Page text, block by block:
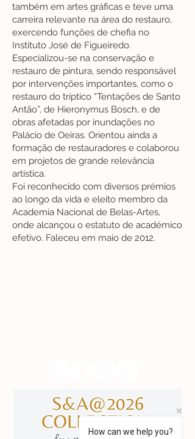
também em artes gráficas e teve uma
carreira relevante na área do restauro,
exercendo funções de chefia no
Instituto José de Figueiredo.
Especializou-se na conservação e
restauro de pintura, sendo responsável
por intervenções importantes, como o
restauro do tríptico “Tentações de Santo
Antão”, de Hieronymus Bosch, e de
obras afetadas por inundações no
Palácio de Oeiras. Orientou ainda a
formação de restauradores e colaborou
em projetos de grande relevância
artística.
Foi reconhecido com diversos prémios
ao longo da vida e eleito membro da
Academia Nacional de Belas-Artes,
onde alcançou o estatuto de académico
efetivo. Faleceu em maio de 2012.
How can we help you?